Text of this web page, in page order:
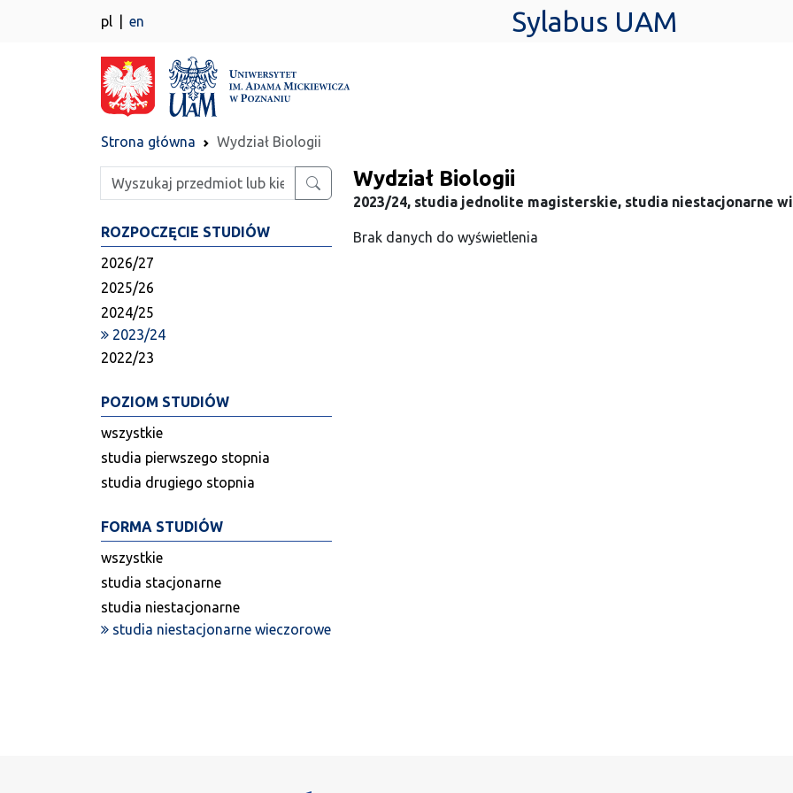
pl en Sylabus UAM
Strona główna Wydział Biologii
Wpisz szukaną frazę
ROZPOCZĘCIE STUDIÓW
2026/27
2025/26
2024/25
2023/24
2022/23
POZIOM STUDIÓW
wszystkie
studia pierwszego stopnia
studia drugiego stopnia
FORMA STUDIÓW
wszystkie
studia stacjonarne
studia niestacjonarne
studia niestacjonarne wieczorowe
Wydział Biologii
2023/24, studia jednolite magisterskie, studia niestacjonarne
Brak danych do wyświetlenia